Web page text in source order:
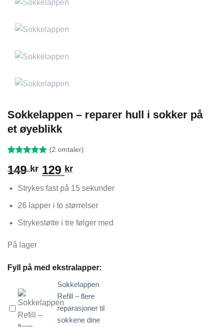
Sokkelappen – reparer hull i sokker på
et øyeblikk
av 5 basert
kundevurderinger
(2 omtaler)
149kr Opprinnelig
pris
var:
149 kr.
129 krNåværende
pris
er:
129 kr.
Strykes fast på 15 sekunder
26 lapper i to størrelser
Strykestøtte i tre følger med
På lager
Fyll på med ekstralapper:
Sokkelappen
Refill – flere
reparasjoner til
sokkene dine